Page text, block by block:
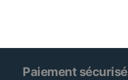
Paiement sécurisé